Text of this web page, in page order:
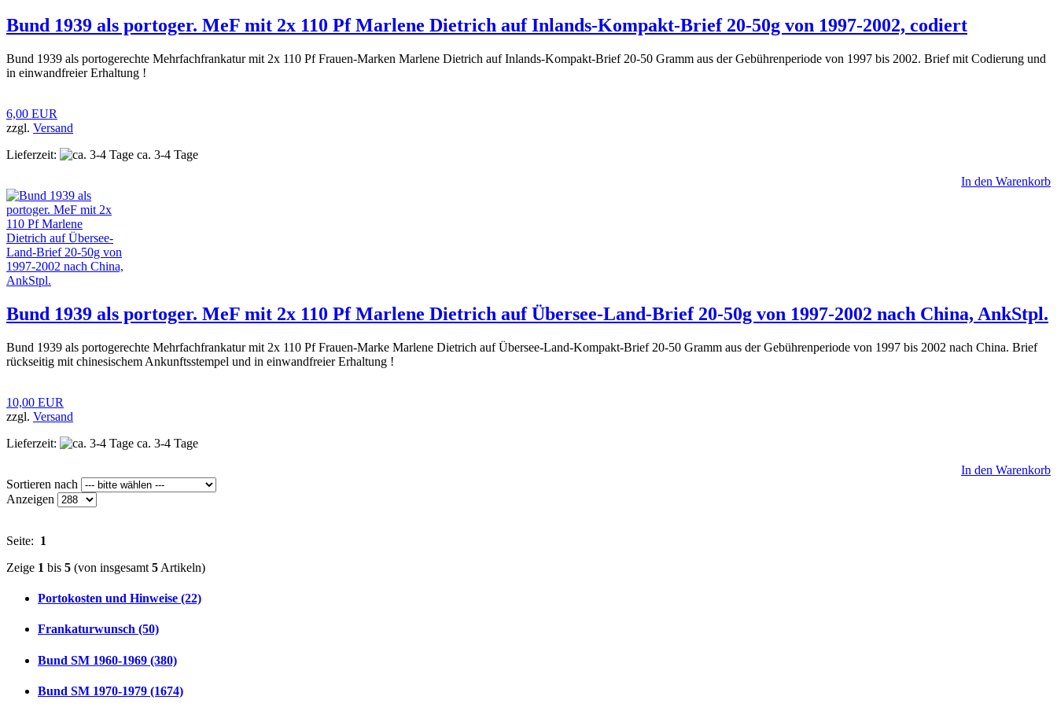
Bund 1939 als portoger. MeF mit 2x 110 Pf Marlene Dietrich auf Inlands-Kompakt-Brief 20-50g von 1997-2002, codiert
Bund 1939 als portogerechte Mehrfachfrankatur mit 2x 110 Pf Frauen-Marken Marlene Dietrich auf Inlands-Kompakt-Brief 20-50 Gramm aus der Gebührenperiode von 1997 bis 2002. Brief mit Codierung und
in einwandfreier Erhaltung !
6,00 EUR
zzgl. Versand
Lieferzeit:
ca. 3-4 Tage
In den Warenkorb
Bund 1939 als portoger. MeF mit 2x 110 Pf Marlene Dietrich auf Übersee-Land-Brief 20-50g von 1997-2002 nach China, AnkStpl.
Bund 1939 als portogerechte Mehrfachfrankatur mit 2x 110 Pf Frauen-Marke Marlene Dietrich auf Übersee-Land-Kompakt-Brief 20-50 Gramm aus der Gebührenperiode von 1997 bis 2002 nach China. Brief
rückseitig mit chinesischem Ankunftsstempel und in einwandfreier Erhaltung !
10,00 EUR
zzgl. Versand
Lieferzeit:
ca. 3-4 Tage
In den Warenkorb
Sortieren nach
Anzeigen
Seite: 1
Zeige 1 bis 5 (von insgesamt 5 Artikeln)
Portokosten und Hinweise (22)
Frankaturwunsch (50)
Bund SM 1960-1969 (380)
Bund SM 1970-1979 (1674)